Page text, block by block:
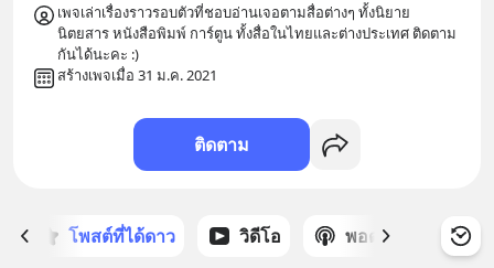
เพจเล่าเรื่องราวรอบตัวที่ชอบอ่านเจอตามสื่อต่างๆ ทั้งนิยาย
นิตยสาร หนังสือพิมพ์ การ์ตูน ทั้งสื่อในไทยและต่างประเทศ ติดตาม
กันได้นะคะ :)
สร้างเพจเมื่อ 31 ม.ค. 2021
ติดตาม
โพสต์ที่ได้ดาว วิดีโอ พอดแคสต์